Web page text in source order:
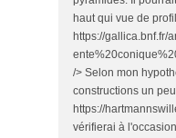
haut qui vue de
https://gallica.bnf.fr/
/> Selon mon
constructions un
https://
vérifierai à